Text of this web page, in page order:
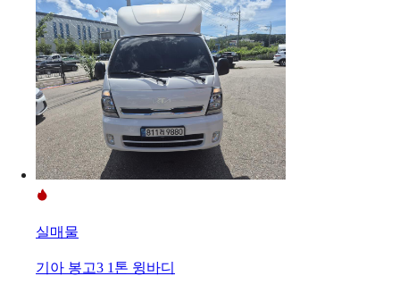
실매물
기아 봉고3 1톤 윙바디